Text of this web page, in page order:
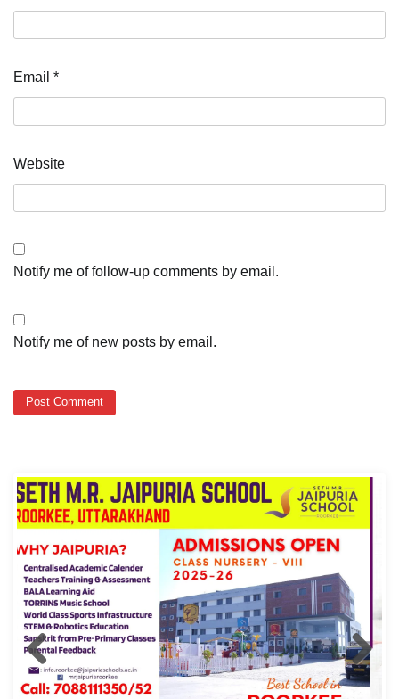
Email *
Website
Notify me of follow-up comments by email.
Notify me of new posts by email.